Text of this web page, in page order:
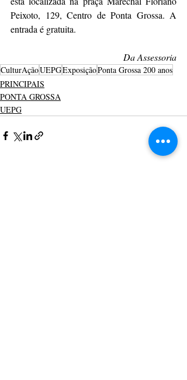
Peixoto, 129, Centro de Ponta Grossa. A
entrada é gratuita.
Da Assessoria
CulturAçãoUEPGExposiçãoPonta Grossa 200 anos
PRINCIPAIS
PONTA GROSSA
UEPG